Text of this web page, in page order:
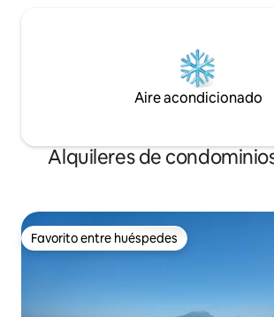
Aire acondicionado
Alquileres de
Favorito entre huéspedes
Favorito entre huéspedes